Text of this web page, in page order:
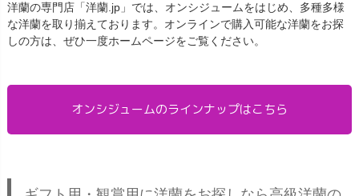
洋蘭の専門店「洋蘭.jp」では、オンシジュームをはじめ、多種多様
な洋蘭を取り揃えております。オンラインで購入可能な洋蘭をお探
しの方は、ぜひ一度ホームページをご覧ください。
オンシジュームのラインナップはこちら